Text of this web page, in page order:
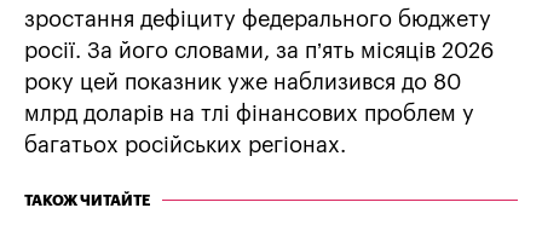
зростання дефіциту федерального бюджету
росії. За його словами, за п’ять місяців 2026
року цей показник уже наблизився до 80
млрд доларів на тлі фінансових проблем у
багатьох російських регіонах.
ТАКОЖ ЧИТАЙТЕ